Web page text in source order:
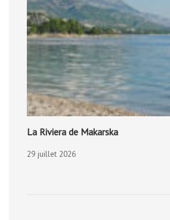
La Riviera de Makarska
29 juillet 2026